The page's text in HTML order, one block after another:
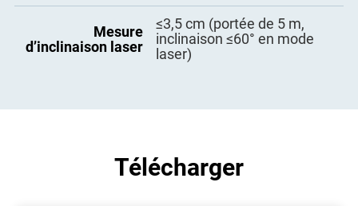
Mesure
d’inclinaison laser
≤3,5 cm (portée de 5 m,
inclinaison ≤60° en mode
laser)
Télécharger